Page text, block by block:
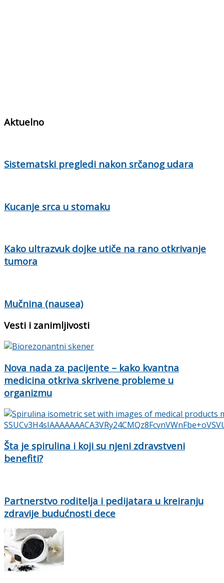
Aktuelno
Sistematski pregledi nakon srčanog udara
Kucanje srca u stomaku
Kako ultrazvuk dojke utiče na rano otkrivanje
tumora
Mučnina (nausea)
Vesti i zanimljivosti
Nova nada za pacijente – kako kvantna
medicina otkriva skrivene probleme u
organizmu
Šta je spirulina i koji su njeni zdravstveni
benefiti?
Partnerstvo roditelja i pedijatara u kreiranju
zdravije budućnosti dece